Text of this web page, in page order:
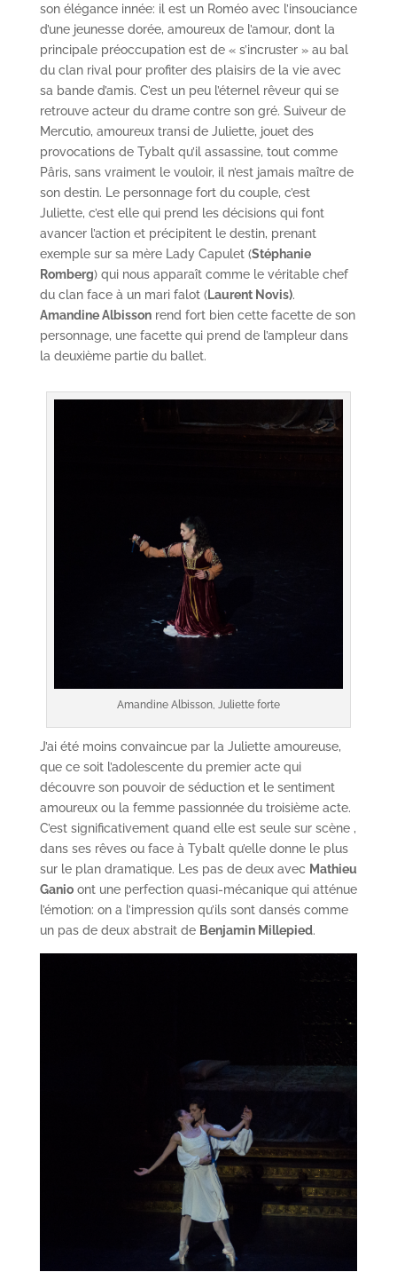
son élégance innée: il est un Roméo avec l’insouciance
d’une jeunesse dorée, amoureux de l’amour, dont la
principale préoccupation est de « s’incruster » au bal
du clan rival pour profiter des plaisirs de la vie avec
sa bande d’amis. C’est un peu l’éternel rêveur qui se
retrouve acteur du drame contre son gré. Suiveur de
Mercutio, amoureux transi de Juliette, jouet des
provocations de Tybalt qu’il assassine, tout comme
Pâris, sans vraiment le vouloir, il n’est jamais maître de
son destin. Le personnage fort du couple, c’est
Juliette, c’est elle qui prend les décisions qui font
avancer l’action et précipitent le destin, prenant
exemple sur sa mère Lady Capulet (Stéphanie
Romberg) qui nous apparaît comme le véritable chef
du clan face à un mari falot (Laurent Novis).
Amandine Albissonrend fort bien cette facette de son
personnage, une facette qui prend de l’ampleur dans
la deuxième partie du ballet.
Amandine Albisson, Juliette forte
J’ai été moins convaincue par la Juliette amoureuse,
que ce soit l’adolescente du premier acte qui
découvre son pouvoir de séduction et le sentiment
amoureux ou la femme passionnée du troisième acte.
C’est significativement quand elle est seule sur scène ,
dans ses rêves ou face à Tybalt qu’elle donne le plus
sur le plan dramatique. Les pas de deux avec Mathieu
Ganioont une perfection quasi-mécanique qui atténue
l’émotion: on a l’impression qu’ils sont dansés comme
un pas de deux abstrait de Benjamin Millepied.